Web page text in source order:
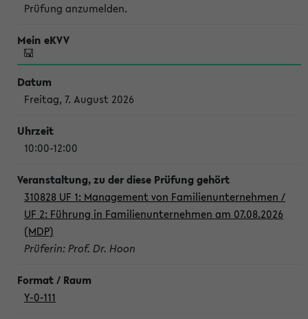
Prüfung anzumelden.
Freitag, 7. August 2026
10:00-12:00
310828 UF 1: Management von Familienunternehmen /
UF 2: Führung in Familienunternehmen am 07.08.2026
(MDP)
Prüferin: Prof. Dr. Hoon
Y-0-111